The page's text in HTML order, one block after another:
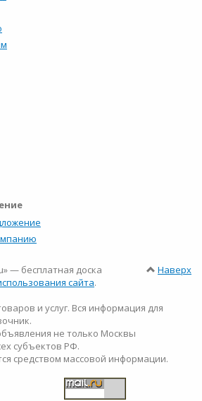
Наверх
— бесплатная доска
сайта.
и услуг. Вся информация для
не только Москвы
субъектов РФ.
средством массовой информации.